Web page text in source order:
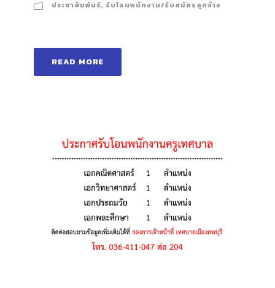
ประชาสัมพันธ์, รับโอนพนักงาน/รับสมัครลูกจ้าง
READ MORE